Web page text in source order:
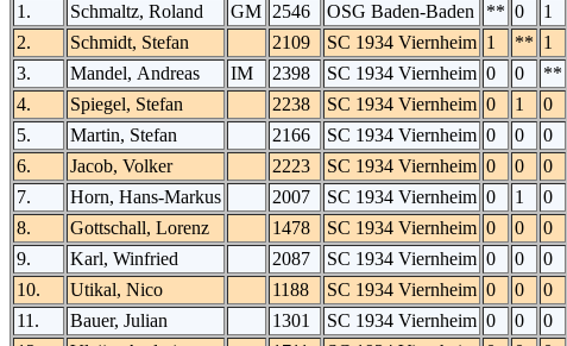
1.
Schmaltz, Roland GM 2546 OSG Baden-Baden ** 0 1
2.
Schmidt, Stefan 2109 SC 1934 Viernheim 1 ** 1
3.
Mandel, Andreas IM 2398 SC 1934 Viernheim 0 0 **
4.
Spiegel, Stefan 2238 SC 1934 Viernheim 0 1 0
5.
Martin, Stefan 2166 SC 1934 Viernheim 0 0 0
6.
Jacob, Volker 2223 SC 1934 Viernheim 0 0 0
7.
Horn, Hans-Markus 2007 SC 1934 Viernheim 0 1 0
8.
Gottschall, Lorenz 1478 SC 1934 Viernheim 0 0 0
9.
Karl, Winfried 2087 SC 1934 Viernheim 0 0 0
10.
Utikal, Nico 1188 SC 1934 Viernheim 0 0 0
11.
Bauer, Julian 1301 SC 1934 Viernheim 0 0 0